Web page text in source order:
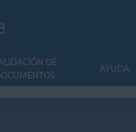
DE
AYUDA